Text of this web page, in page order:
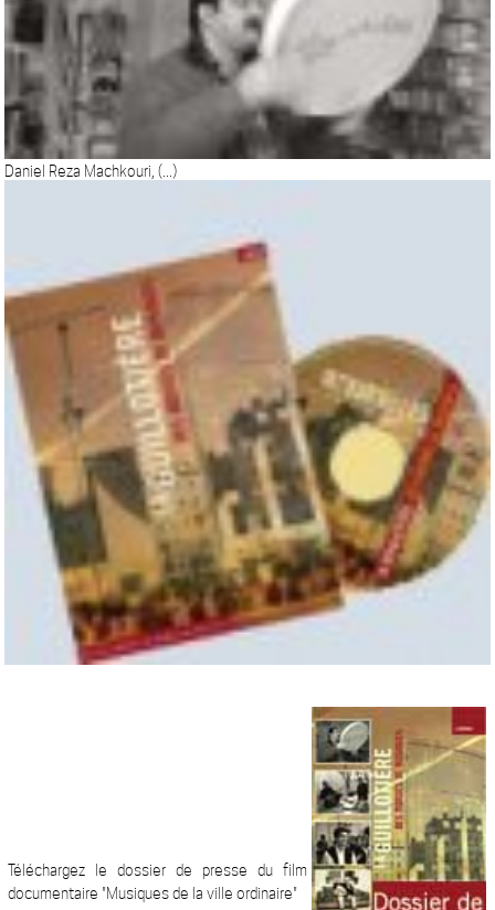
Daniel Reza Machkouri, (...)
Téléchargez le dossier de presse du film
documentaire "Musiques de la ville ordinaire"